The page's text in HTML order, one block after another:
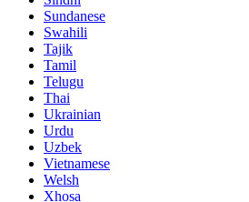
Sundanese
Swahili
Tajik
Tamil
Telugu
Thai
Ukrainian
Urdu
Uzbek
Vietnamese
Welsh
Xhosa